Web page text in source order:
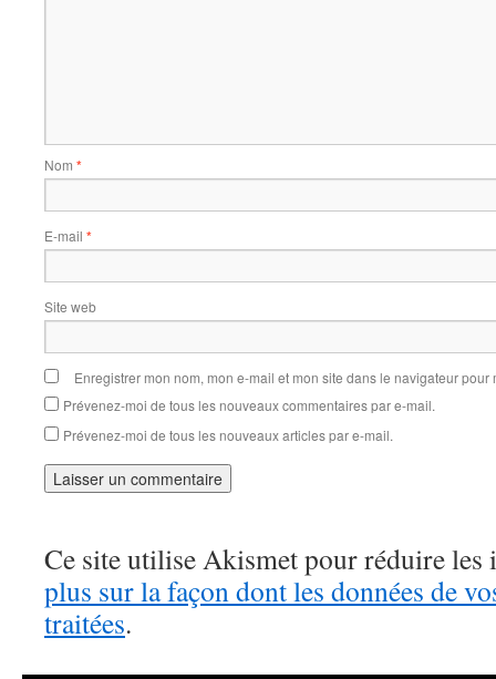
Nom *
E-mail *
Site web
Enregistrer mon nom, mon e-mail et mon site dans le navigateur
Prévenez-moi de tous les nouveaux commentaires par e-mail.
Prévenez-moi de tous les nouveaux articles par e-mail.
Ce site utilise Akismet pour réduire les
plus sur la façon dont les données de
traitées.